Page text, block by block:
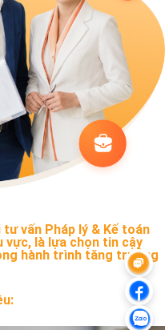
vấn Pháp lý & Kế toán
vực, là lựa chọn tin cậy
hành trình tăng trưởng